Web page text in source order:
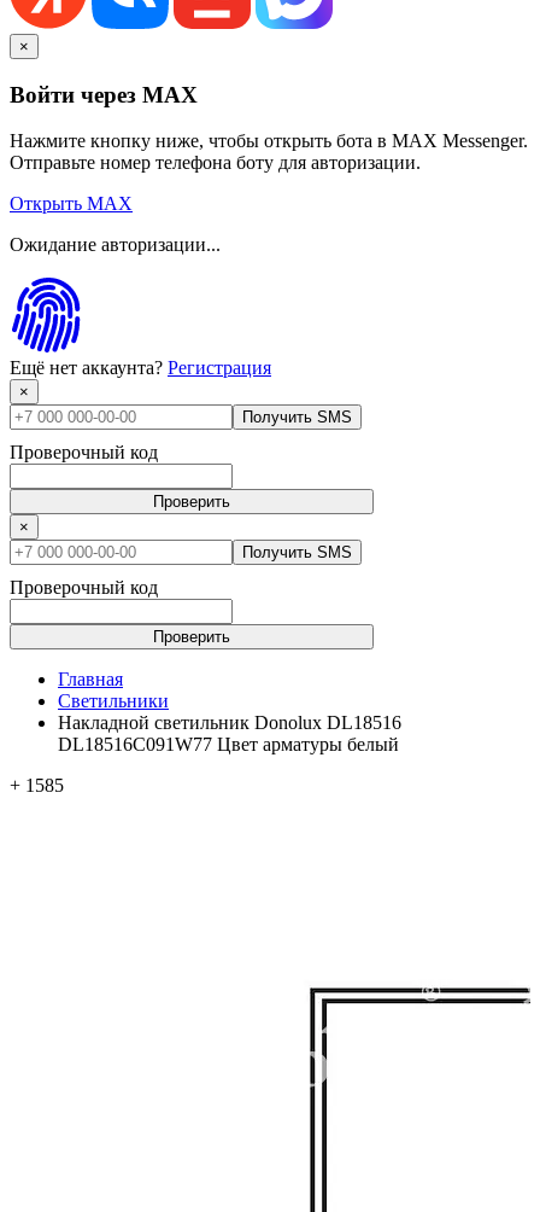
×
Войти через MAX
Нажмите кнопку ниже, чтобы открыть бота в MAX Messenger.
Отправьте номер телефона боту для авторизации.
Открыть MAX
Ожидание авторизации...
Ещё нет аккаунта? Регистрация
×
Получить SMS
Проверочный код
Проверить
×
Получить SMS
Проверочный код
Проверить
Главная
Светильники
Накладной светильник Donolux DL18516
DL18516C091W77 Цвет арматуры белый
+ 1585